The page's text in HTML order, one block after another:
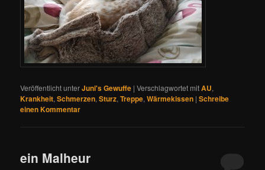
Veröffentlicht unterJuni's Gewuffe |Verschlagwortet mitAU,
Krankheit,Schmerzen,Sturz,Treppe,Wärmekissen |Schreibe
einen Kommentar
ein Malheur